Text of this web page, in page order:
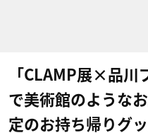
「CLAMP展×品川
で美術館のような
定のお持ち帰りグ